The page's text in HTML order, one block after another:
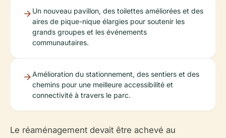
Un nouveau pavillon, des toilettes améliorées et des
aires de pique-nique élargies pour soutenir les
grands groupes et les événements
communautaires.
Amélioration du stationnement, des sentiers et des
chemins pour une meilleure accessibilité et
connectivité à travers le parc.
Le réaménagement devait être achevé au